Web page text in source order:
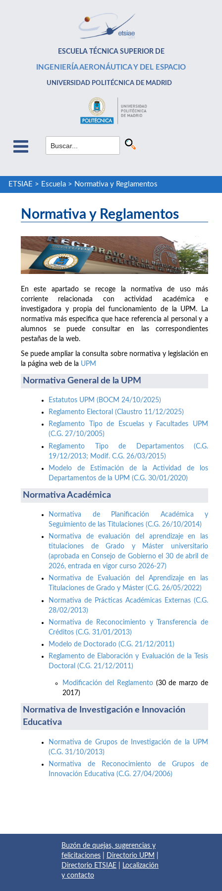
ESCUELA TÉCNICA SUPERIOR DE
INGENIERÍA AERONÁUTICA Y DEL ESPACIO
UNIVERSIDAD POLITÉCNICA DE MADRID
ETSIAE > Escuela> Normativa y Reglamentos
Normativa y Reglamentos
En este apartado se recoge la normativa de uso más
corriente relacionada con actividad académica e
investigadora y propia del funcionamiento de la UPM. La
normativa más especifica que hace referencia al personal y a
alumnos se puede consultar en las correspondientes
pestañas de la web.
Se puede ampliar la consulta sobre normativa y legislación en
la página web de la UPM
Normativa General de la UPM
Estatutos UPM (BOCM 24/10/2025)
Reglamento Electoral (Claustro 11/12/2025)
Reglamento Tipo de Escuelas y Facultades UPM
(C.G. 27/10/2005)
Reglamento Tipo de Departamentos (C.G.
19/12/2013; Modif. C.G. 26/03/2015)
Modelo de Estimación de la Actividad de los
Departamentos de la UPM (C.G. 30/01/2020)
Normativa Académica
Normativa de Planificación Académica y
Seguimiento de las Titulaciones (C.G. 26/10/2014)
Normativa de evaluación del aprendizaje en las
titulaciones de Grado y Máster universitario
(aprobada en Consejo de Gobierno el 30 de abril de
2026, entrada en vigor curso 2026-27)
Normativa de Evaluación del Aprendizaje en las
Titulaciones de Grado y Máster (C.G. 26/05/2022)
Normativa de Prácticas Académicas Externas (C.G.
28/02/2013)
Normativa de Reconocimiento y Transferencia de
Créditos (C.G. 31/01/2013)
Modelo de Doctorado (C.G. 21/12/2011)
Reglamento de Elaboración y Evaluación de la Tesis
Doctoral (C.G. 21/12/2011)
Modificación del Reglamento(30 de marzo de
2017)
Normativa de Investigación e Innovación
Educativa
Normativa de Grupos de Investigación de la UPM
(C.G. 31/10/2013)
Normativa de Reconocimiento de Grupos de
Innovación Educativa (C.G. 27/04/2006)
Buzón de quejas, sugerencias y
felicitaciones
Directorio UPM
Directorio ETSIAE
Localización
y contacto